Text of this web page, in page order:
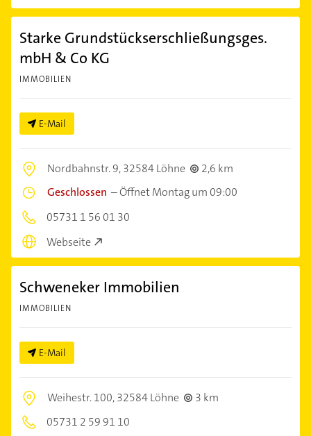
Starke Grundstückserschließungsges.
mbH & Co KG
IMMOBILIEN
E-Mail
Nordbahnstr. 9,32584 Löhne
2,6 km
Geschlossen –Öffnet Montag um 09:00
05731 1 56 01 30
Webseite
Schweneker Immobilien
IMMOBILIEN
E-Mail
Weihestr. 100,32584 Löhne
3 km
05731 2 59 91 10